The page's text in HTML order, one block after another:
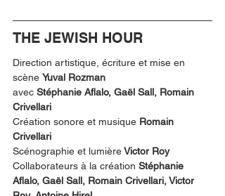
THE JEWISH HOUR
Direction artistique, écriture et mise en
scène Yuval Rozman
avec Stéphanie Aflalo, Gaël Sall, Romain
Crivellari
Création sonore et musique Romain
Crivellari
Scénographie et lumière Victor Roy
Collaborateurs à la création Stéphanie
Aflalo, Gaël Sall, Romain Crivellari, Victor